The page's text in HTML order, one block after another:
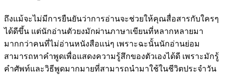
ถึงแม้จะไม่มีการยืนยันว่าการอ่านจะช่วยให้คุณสื่อสารกับใครๆ
ได้ดีขึ้น แต่นักอ่านตัวยงมักผ่านภาษาเขียนที่หลากหลายมา
มากกว่าคนที่ไม่อ่านหนังสือแน่ๆ เพราะฉะนั้นนักอ่านย่อม
สามารถหาคำพูดเพื่อแสดงความรู้สึกของตัวเองได้ดี เพราะมักรู้
คำศัพท์และวิธีพูดมากมายที่สามารถนำมาใช้ในชีวิตประจำวัน